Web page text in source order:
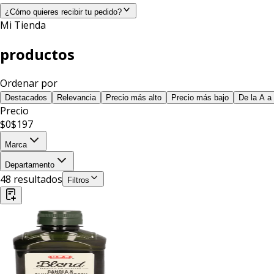
¿Cómo quieres recibir tu pedido?
Mi Tienda
productos
Ordenar por
Destacados Relevancia Precio más alto Precio más bajo De la A a
Precio
$0$197
Marca
Departamento
48 resultados Filtros